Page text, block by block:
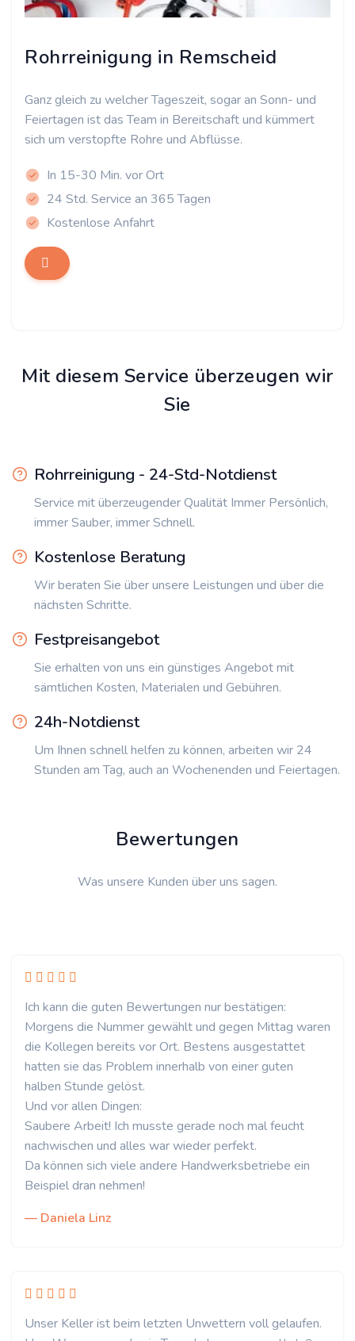
Rohrreinigung in Remscheid
Ganz gleich zu welcher Tageszeit, sogar an Sonn- und
Feiertagen ist das Team in Bereitschaft und kümmert
sich um verstopfte Rohre und Abflüsse.
In 15-30 Min. vor Ort
24 Std. Service an 365 Tagen
Kostenlose Anfahrt
Mit diesem Service überzeugen wir
Sie
Rohrreinigung - 24-Std-Notdienst
Service mit überzeugender Qualität Immer Persönlich,
immer Sauber, immer Schnell.
Kostenlose Beratung
Wir beraten Sie über unsere Leistungen und über die
nächsten Schritte.
Festpreisangebot
Sie erhalten von uns ein günstiges Angebot mit
sämtlichen Kosten, Materialen und Gebühren.
24h-Notdienst
Um Ihnen schnell helfen zu können, arbeiten wir 24
Stunden am Tag, auch an Wochenenden und Feiertagen.
Bewertungen
Was unsere Kunden über uns sagen.
Ich kann die guten Bewertungen nur bestätigen:
Morgens die Nummer gewählt und gegen Mittag waren
die Kollegen bereits vor Ort. Bestens ausgestattet
hatten sie das Problem innerhalb von einer guten
halben Stunde gelöst.
Und vor allen Dingen:
Saubere Arbeit! Ich musste gerade noch mal feucht
nachwischen und alles war wieder perfekt.
Da können sich viele andere Handwerksbetriebe ein
Beispiel dran nehmen!
— Daniela Linz
Unser Keller ist beim letzten Unwettern voll gelaufen.